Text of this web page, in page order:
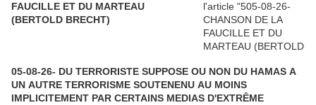
FAUCILLE ET DU MARTEAU
(BERTOLD BRECHT)
05-08-26- DU TERRORISTE SUPPOSE OU NON DU HAMAS A
UN AUTRE TERRORISME SOUTENENU AU MOINS
IMPLICITEMENT PAR CERTAINS MEDIAS D'EXTRÊME